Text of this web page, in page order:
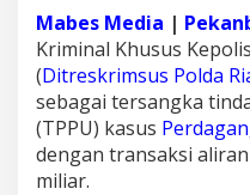
a
d
i
n
g
G
a
Mabes Media |
Kriminal Khusus
(Ditreskrimsus Polda
sebagai tersangka
(TPPU) kasus
dengan transaksi aliran
miliar.